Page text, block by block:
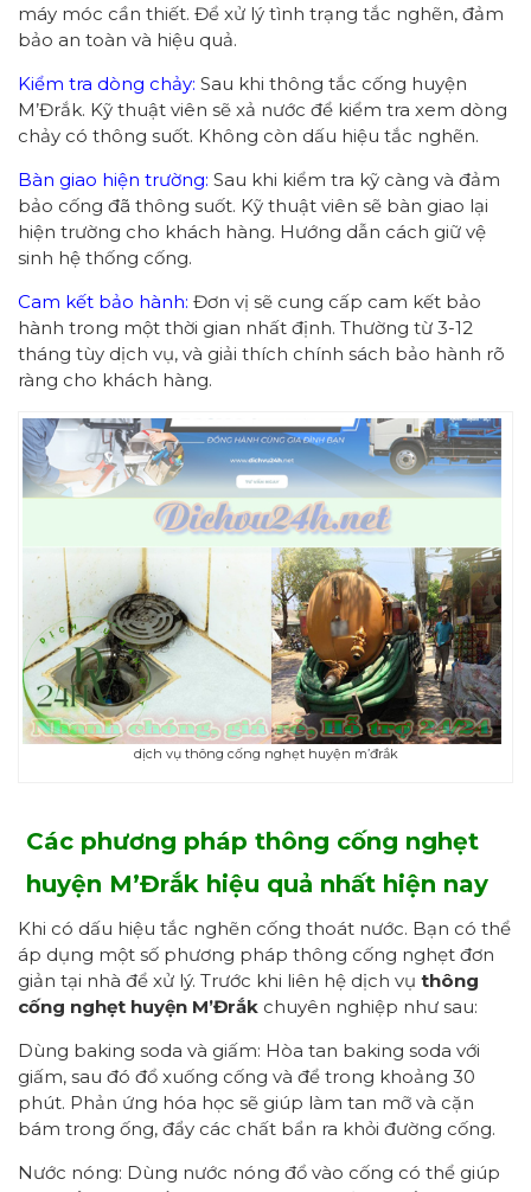
máy móc cần thiết. Để xử lý tình trạng tắc nghẽn, đảm
bảo an toàn và hiệu quả.
Kiểm tra dòng chảy: Sau khi thông tắc cống huyện
M’Đrắk. Kỹ thuật viên sẽ xả nước để kiểm tra xem dòng
chảy có thông suốt. Không còn dấu hiệu tắc nghẽn.
Bàn giao hiện trường: Sau khi kiểm tra kỹ càng và đảm
bảo cống đã thông suốt. Kỹ thuật viên sẽ bàn giao lại
hiện trường cho khách hàng. Hướng dẫn cách giữ vệ
sinh hệ thống cống.
Cam kết bảo hành: Đơn vị sẽ cung cấp cam kết bảo
hành trong một thời gian nhất định. Thường từ 3-12
tháng tùy dịch vụ, và giải thích chính sách bảo hành rõ
ràng cho khách hàng.
dịch vụ thông cống nghẹt huyện m’đrắk
Các phương pháp thông cống nghẹt
huyện M’Đrắk hiệu quả nhất hiện nay
Khi có dấu hiệu tắc nghẽn cống thoát nước. Bạn có thể
áp dụng một số phương pháp thông cống nghẹt đơn
giản tại nhà để xử lý. Trước khi liên hệ dịch vụ thông
cống nghẹt huyện M’Đrắk chuyên nghiệp như sau:
Dùng baking soda và giấm: Hòa tan baking soda với
giấm, sau đó đổ xuống cống và để trong khoảng 30
phút. Phản ứng hóa học sẽ giúp làm tan mỡ và cặn
bám trong ống, đẩy các chất bẩn ra khỏi đường cống.
Nước nóng: Dùng nước nóng đổ vào cống có thể giúp